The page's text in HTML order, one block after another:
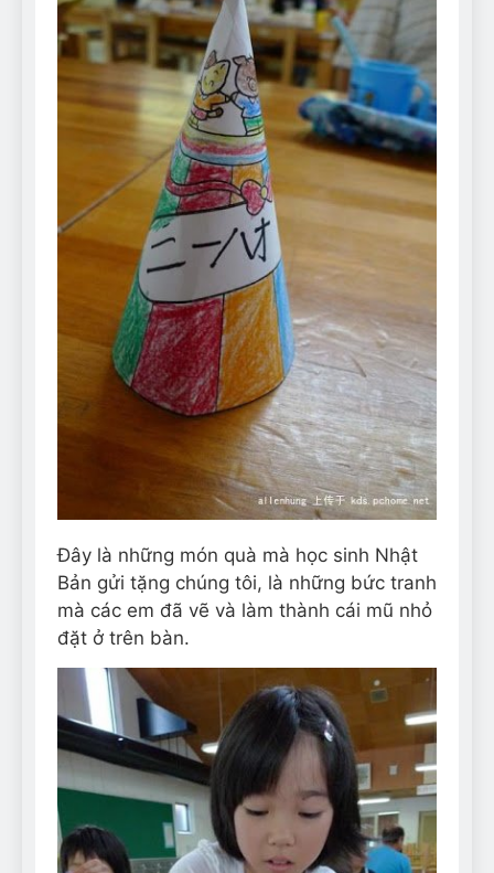
Đây là những món quà mà học sinh Nhật
Bản gửi tặng chúng tôi, là những bức tranh
mà các em đã vẽ và làm thành cái mũ nhỏ
đặt ở trên bàn.